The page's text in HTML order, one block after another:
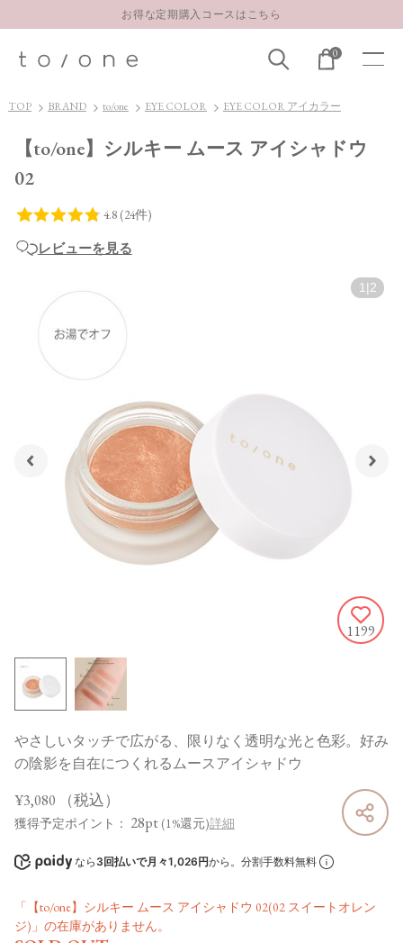
お得な定期購入コースはこちら
【重要】お盆期間中のお問い合わせと商品配送に関しまして
お得な定期購入コースはこちら
0
TOP BRAND to/one EYE COLOR EYE COLOR アイカラー
【to/one】シルキー ムース アイシャドウ
02
レビューを見る
1 2
1199
やさしいタッチで広がる、限りなく透明な光と色彩。好み
の陰影を自在につくれるムースアイシャドウ
¥3,080 （税込）
獲得予定ポイント： 28pt (1%還元)詳細
なら 3回払いで月々1,026円から。分割手数料無料
「【to/one】シルキー ムース アイシャドウ 02(02 スイートオレン
ジ)」の在庫がありません。